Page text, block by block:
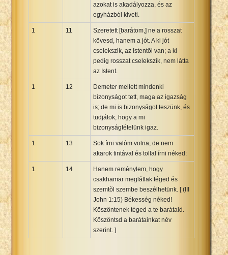
azokat is akadályozza, és az
egyházból kiveti.
1 11
Szeretett [barátom,] ne a rosszat
kövesd, hanem a jót. A ki jót
cselekszik, az Istentõl van; a ki
pedig rosszat cselekszik, nem látta
az Istent.
1 12
Demeter mellett mindenki
bizonyságot tett, maga az igazság
is; de mi is bizonyságot teszünk, és
tudjátok, hogy a mi
bizonyságtételünk igaz.
1 13
Sok írni valóm volna, de nem
akarok tintával és tollal írni néked:
1 14
Hanem reménylem, hogy
csakhamar meglátlak téged és
szemtõl szembe beszélhetünk. [ (III
John 1:15) Békesség néked!
Köszöntenek téged a te barátaid.
Köszöntsd a barátainkat név
szerint. ]